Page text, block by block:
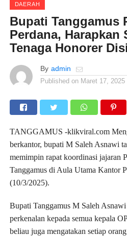
DAERAH
Bupati Tanggamus
Perdana, Harapkan
Tenaga Honorer
By admin
Published on Maret 17, 2025
TANGGAMUS -klikviral.com
berkantor, bupati M Saleh Asnawi
memimpin rapat koordinasi jajaran
Tanggamus di Aula Utama Kantor
(10/3/2025).
Bupati Tanggamus M Saleh
perkenalan kepada semua kepala
beliau juga mengatakan setiap